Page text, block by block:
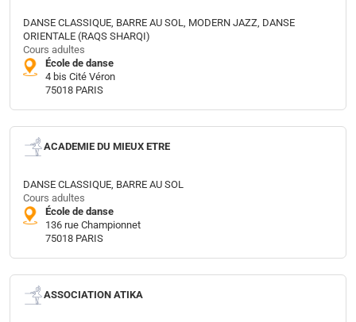
DANSE CLASSIQUE, BARRE AU SOL, MODERN JAZZ, DANSE
ORIENTALE (RAQS SHARQI)
Cours adultes
École de danse
4 bis Cité Véron
75018 PARIS
ACADEMIE DU MIEUX ETRE
DANSE CLASSIQUE, BARRE AU SOL
Cours adultes
École de danse
136 rue Championnet
75018 PARIS
ASSOCIATION ATIKA